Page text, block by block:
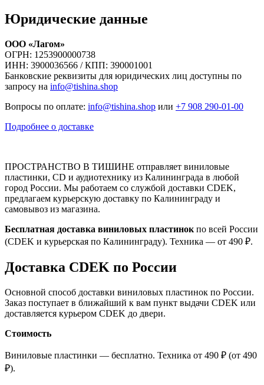
Юридические данные
ООО «Лагом»
ОГРН: 1253900000738
ИНН: 3900036566 / КПП: 390001001
Банковские реквизиты для юридических лиц доступны по
запросу на info@tishina.shop
Вопросы по оплате: info@tishina.shop или +7 908 290-01-00
Подробнее о доставке
ПРОСТРАНСТВО В ТИШИНЕ отправляет виниловые
пластинки, CD и аудиотехнику из Калининграда в любой
город России. Мы работаем со службой доставки CDEK,
предлагаем курьерскую доставку по Калининграду и
самовывоз из магазина.
Бесплатная доставка виниловых пластинок по всей России
(CDEK и курьерская по Калининграду). Техника — от 490 ₽.
Доставка CDEK по России
Основной способ доставки виниловых пластинок по России.
Заказ поступает в ближайший к вам пункт выдачи CDEK или
доставляется курьером CDEK до двери.
Стоимость
Виниловые пластинки — бесплатно. Техника от 490 ₽ (от 490
₽).